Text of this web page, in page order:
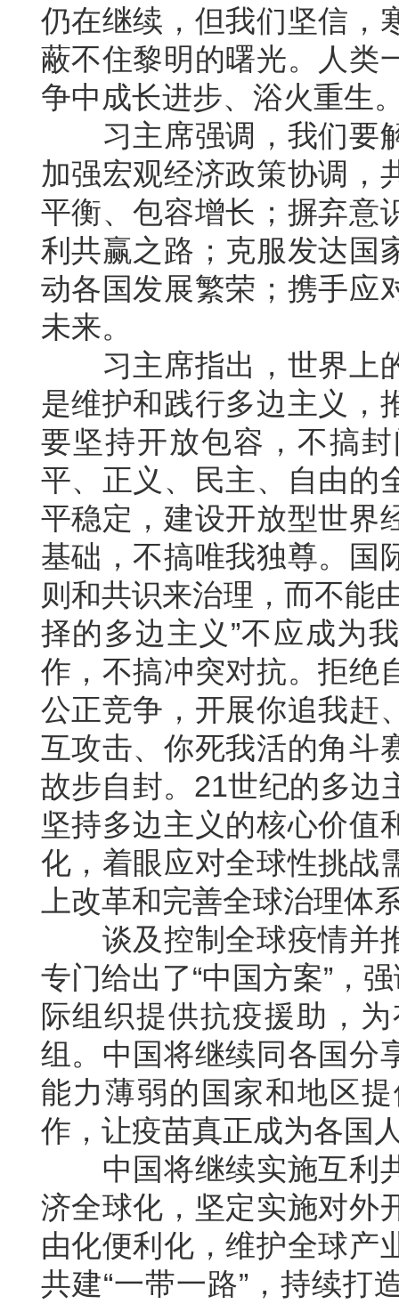
仍在继续，但我们坚信，
蔽不住黎明的曙光。人类
争中成长进步、浴火重生
习主席强调，我们要解
加强宏观经济政策协调，
平衡、包容增长；摒弃意
利共赢之路；克服发达国
动各国发展繁荣；携手应
未来。
习主席指出，世界上的
是维护和践行多边主义，
要坚持开放包容，不搞
平、正义、民主、自由的
平稳定，建设开放型世界
基础，不搞唯我独尊。国
则和共识来治理，而不能
择的多边主义”不应成为
作，不搞冲突对抗。拒绝
公正竞争，开展你追我赶
互攻击、你死我活的角斗
故步自封。21世纪的多边
坚持多边主义的核心价值
化，着眼应对全球性挑战
上改革和完善全球治理体
谈及控制全球疫情并推
专门给出了“中国方案”，
际组织提供抗疫援助，
组。中国将继续同各国分
能力薄弱的国家和地区
作，让疫苗真正成为各国
中国将继续实施互利共
济全球化，坚定实施对外
由化便利化，维护全球产
共建“一带一路”，持续打